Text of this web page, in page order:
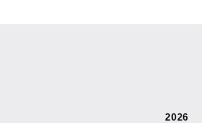
2026